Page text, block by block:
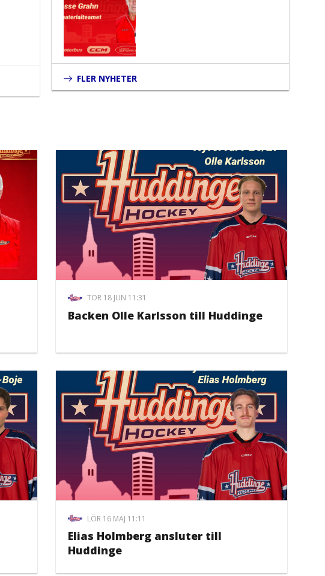
FLER NYHETER
TOR 18 JUN 11:31
Backen Olle Karlsson till Huddinge
LÖR 16 MAJ 11:11
Elias Holmberg ansluter till
Huddinge